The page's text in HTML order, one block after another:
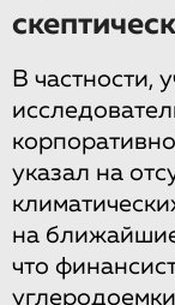
В частности,
указал на
на
что